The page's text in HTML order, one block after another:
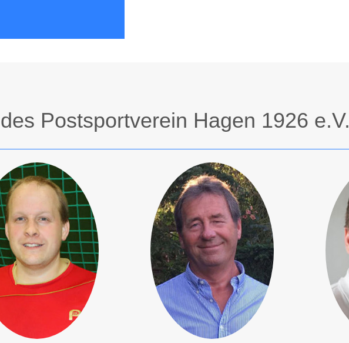
Postsportverein Hagen 1926 e.V.